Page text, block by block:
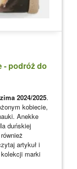
- podróż do
2024/2025.
kobiecie,
Anekke
duńskiej
artykuł i
marki